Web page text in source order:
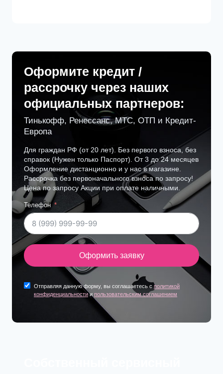
Оформите кредит /
рассрочку через наших
официальных партнеров:
Тинькофф, Ренессанс, МТС, ОТП и Кредит-
Европа
Для граждан РФ (от 20 лет). Без первого взноса, без
справок (Нужен только Паспорт). От 3 до 24 месяцев
Оформление дистанционно и у нас в магазине.
Рассрочка без первоначального взноса по запросу!
Цена по запросу Акции при оплате наличными.
Телефон
Оформить заявку
Отправляя данную форму, вы соглашаетесь с политикой
конфиденциальностии пользовательским соглашением